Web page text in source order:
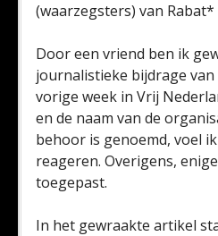
(waarzegsters) van Rabat*
Door een vriend ben ik
journalistieke bijdrage van
vorige week in Vrij
en de naam van de
behoor is genoemd, voel
reageren. Overigens,
toegepast.
In het gewraakte artikel